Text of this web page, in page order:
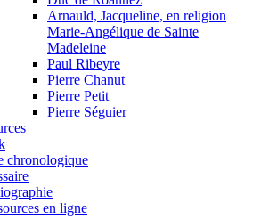
Arnauld, Jacqueline, en religion
Marie-Angélique de Sainte
Madeleine
Paul Ribeyre
Pierre Chanut
Pierre Petit
Pierre Séguier
chronologique
en ligne